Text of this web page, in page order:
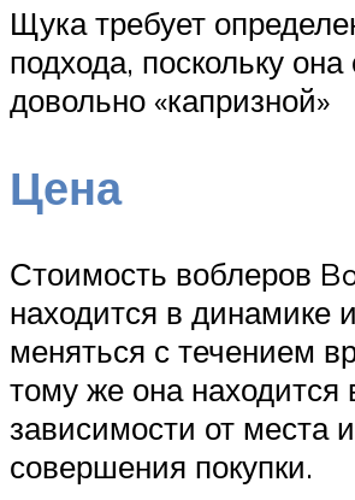
Щука требует
подхода, поскольку она
довольно «капризной»
Цена
Стоимость воблеров
находится в динамике
меняться с течением
тому же она находится
зависимости от места
совершения покупки.